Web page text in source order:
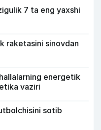
7 ta eng yaxshi
raketasini sinovdan
energetik
vaziri
sotib